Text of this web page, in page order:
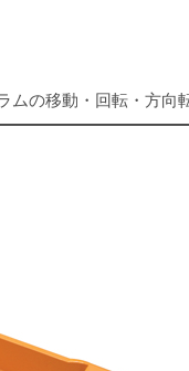
ムの移動・回転・方向